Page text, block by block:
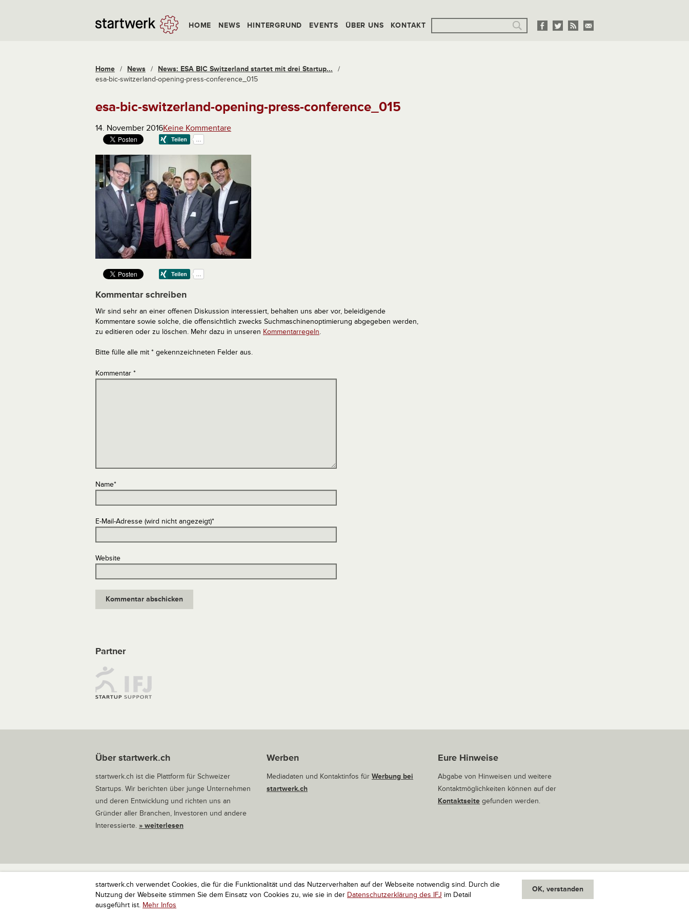
startwerk.ch verwendet Cookies, die für die Funktionalität und das Nutzerverhalten auf der Webseite notwendig sind. Durch die
Nutzung der Webseite stimmen Sie dem Einsatz von Cookies zu, wie sie in der Datenschutzerklärung des IFJ im Detail
ausgeführt ist. Mehr Infos
OK, verstanden
HOME NEWS HINTERGRUND EVENTS ÜBER UNS KONTAKT
Home / News / News: ESA BIC Switzerland startet mit drei Startup...
/
esa-bic-switzerland-opening-press-conference_015
esa-bic-switzerland-opening-press-conference_015
14. November 2016Keine Kommentare
Kommentar schreiben
Wir sind sehr an einer offenen Diskussion interessiert, behalten uns aber vor, beleidigende
Kommentare sowie solche, die offensichtlich zwecks Suchmaschinenoptimierung abgegeben werden,
zu editieren oder zu löschen. Mehr dazu in unseren Kommentarregeln.
Bitte fülle alle mit * gekennzeichneten Felder aus.
Kommentar *
Name*
E-Mail-Adresse (wird nicht angezeigt)*
Website
Partner
Über startwerk.ch
startwerk.ch ist die Plattform für Schweizer
Startups. Wir berichten über junge Unternehmen
und deren Entwicklung und richten uns an
Gründer aller Branchen, Investoren und andere
Interessierte. » weiterlesen
Werben
Mediadaten und Kontaktinfos für Werbung bei
startwerk.ch
Eure Hinweise
Abgabe von Hinweisen und weitere
Kontaktmöglichkeiten können auf der
Kontaktseitegefunden werden.
startwerk.ch ist die Plattform für Schweizer Startups. Alle Rechte vorbehalten. Impressum Kontakt nach oben